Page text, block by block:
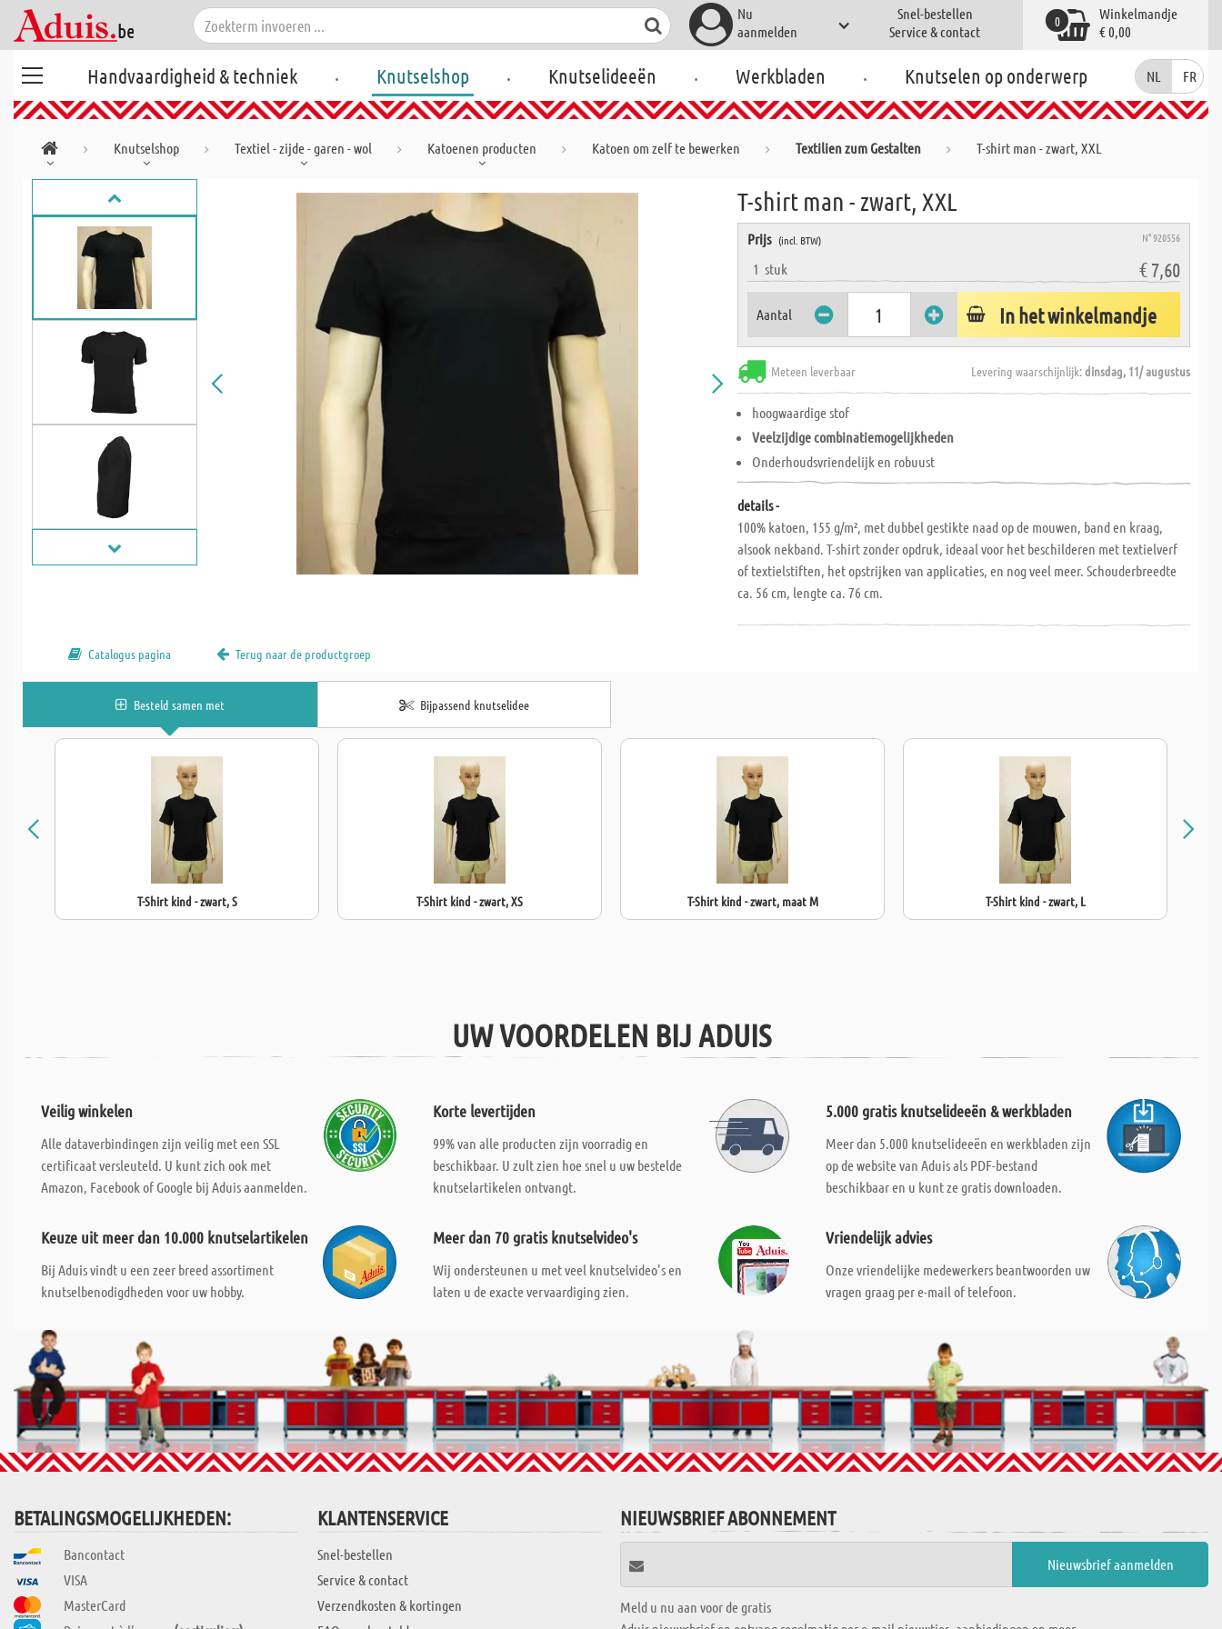
Nu
aanmelden
Snel-bestellen
Service & contact
Winkelmandje
€ 0,00
0
Handvaardigheid & techniek . Knutselshop . Knutselideeën . Werkbladen . Knutselen op onderwerp NL FR
Knutselshop Textiel - zijde - garen - wol Katoenen producten Katoen om zelf te bewerken Textilien zum Gestalten T-shirt man - zwart, XXL
T-shirt man - zwart, XXL
Prijs (incl. BTW) N° 920556
1stuk € 7,60
Aantal In het winkelmandje
Meteen leverbaar Levering waarschijnlijk:dinsdag, 11/ augustus
hoogwaardige stof
Veelzijdige combinatiemogelijkheden
Onderhoudsvriendelijk en robuust
details -
100% katoen, 155 g/m², met dubbel gestikte naad op de mouwen, band en kraag,
alsook nekband. T-shirt zonder opdruk, ideaal voor het beschilderen met textielverf
of textielstiften, het opstrijken van applicaties, en nog veel meer. Schouderbreedte
ca. 56 cm, lengte ca. 76 cm.
Catalogus pagina Terug naar de productgroep
Besteld samen met Bijpassend knutselidee
T-Shirt kind - zwart, S T-Shirt kind - zwart, XS T-Shirt kind - zwart, maat M T-Shirt kind - zwart, L
UW VOORDELEN BIJ ADUIS
Veilig winkelen
Alle dataverbindingen zijn veilig met een SSL
certificaat versleuteld. U kunt zich ook met
Amazon, Facebook of Google bij Aduis aanmelden.
Korte levertijden
99% van alle producten zijn voorradig en
beschikbaar. U zult zien hoe snel u uw bestelde
knutselartikelen ontvangt.
5.000 gratis knutselideeën & werkbladen
Meer dan 5.000 knutselideeën en werkbladen zijn
op de website van Aduis als PDF-bestand
beschikbaar en u kunt ze gratis downloaden.
Keuze uit meer dan 10.000 knutselartikelen
Bij Aduis vindt u een zeer breed assortiment
knutselbenodigdheden voor uw hobby.
Meer dan 70 gratis knutselvideo's
Wij ondersteunen u met veel knutselvideo's en
laten u de exacte vervaardiging zien.
Vriendelijk advies
Onze vriendelijke medewerkers beantwoorden uw
vragen graag per e-mail of telefoon.
BETALINGSMOGELIJKHEDEN:
Bancontact
VISA
MasterCard
KLANTENSERVICE
Snel-bestellen
Service & contact
Verzendkosten & kortingen
NIEUWSBRIEF ABONNEMENT
Meld u nu aan voor de gratis